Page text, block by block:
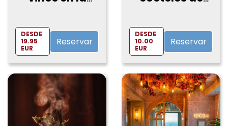
DESDE
19.95
EUR
Reservar
VinoPremier
DESDE
10.00
EUR
Reservar